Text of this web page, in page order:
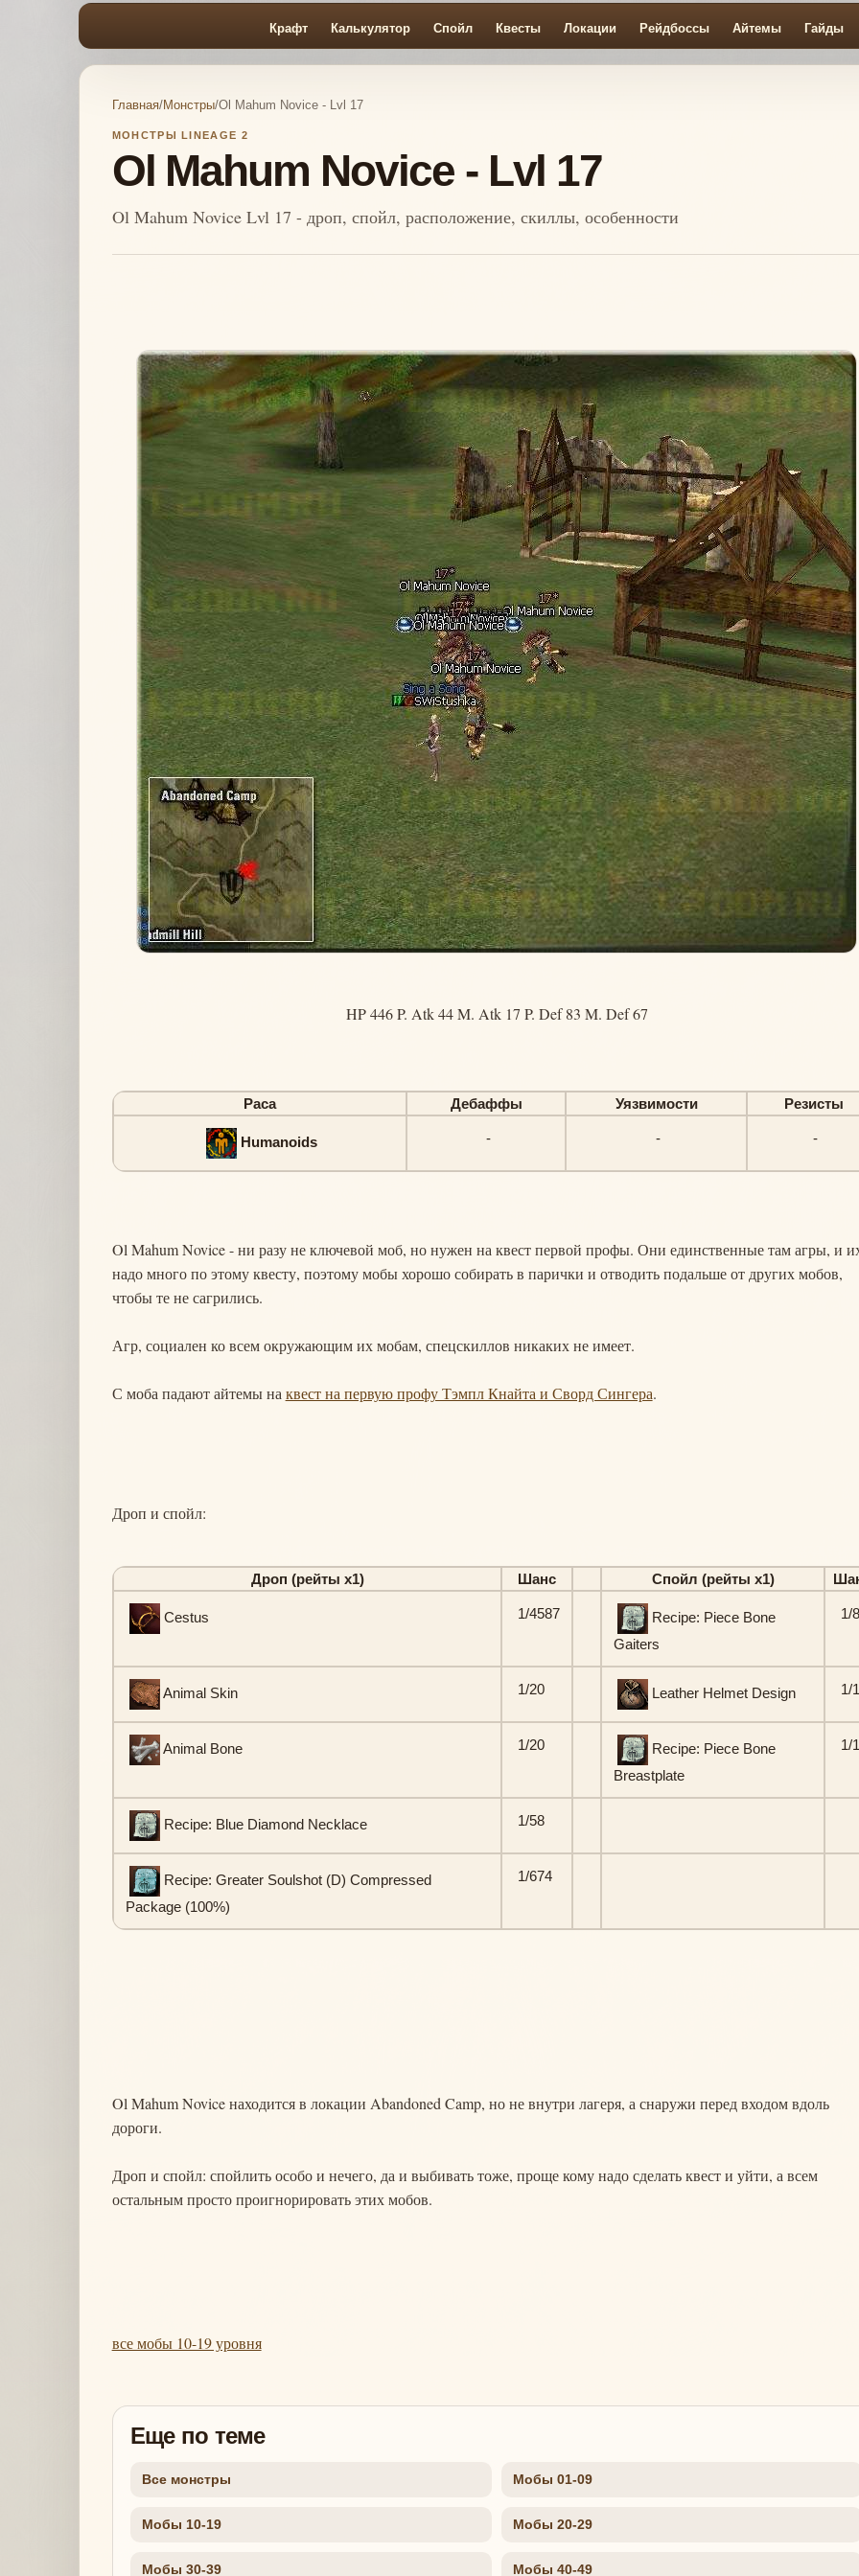
Крафт Калькулятор Спойл Квесты Локации Рейдбоссы Айтемы Гайды
Главная/Монстры/Ol Mahum Novice - Lvl 17
МОНСТРЫ LINEAGE 2
Ol Mahum Novice - Lvl 17
Ol Mahum Novice Lvl 17 - дроп, спойл, расположение, скиллы, особенности
HP 446 P. Atk 44 M. Atk 17 P. Def 83 M. Def 67
Раса Дебаффы Уязвимости Резисты
Humanoids - - -
Ol Mahum Novice - ни разу не ключевой моб, но нужен на квест первой профы. Они единственные там агры, и
надо много по этому квесту, поэтому мобы хорошо собирать в парички и отводить подальше от других мобов,
чтобы те не сагрились.
Агр, социален ко всем окружающим их мобам, спецскиллов никаких не имеет.
С моба падают айтемы на квест на первую профу Тэмпл Кнайта и Сворд Сингера.
Дроп и спойл:
Дроп (рейты х1) Шанс Спойл (рейты х1)
Cestus 1/4587
Recipe: Piece Bone
Gaiters
1/8
Animal Skin 1/20 Leather Helmet Design 1/
Animal Bone 1/20
Recipe: Piece Bone
Breastplate
1/
Recipe: Blue Diamond Necklace 1/58
Recipe: Greater Soulshot (D) Compressed
Package (100%)
1/674
Ol Mahum Novice находится в локации Abandoned Camp, но не внутри лагеря, а снаружи перед входом вдоль
дороги.
Дроп и спойл: спойлить особо и нечего, да и выбивать тоже, проще кому надо сделать квест и уйти, а всем
остальным просто проигнорировать этих мобов.
все мобы 10-19 уровня
Еще по теме
Все монстры Мобы 01-09
Мобы 10-19 Мобы 20-29
Мобы 30-39 Мобы 40-49